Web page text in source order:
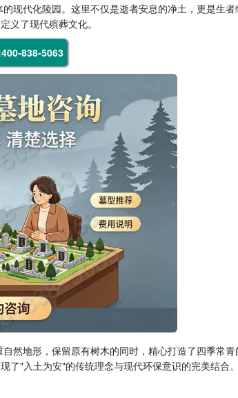
现代化陵园。这里不仅是逝者安息的净土，更是生
义了现代殡葬文化。
838-5063
然地形，保留原有树木的同时，精心打造了四季常
"入土为安"的传统理念与现代环保意识的完美结合